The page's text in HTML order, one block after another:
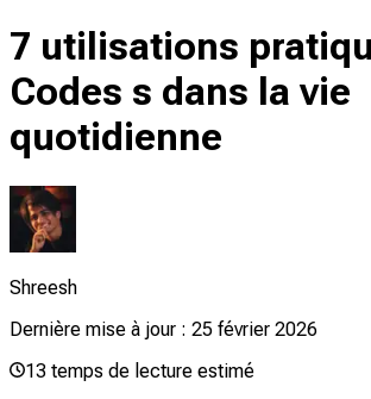
7 utilisations
Codes s dans la vie
quotidienne
Shreesh
Dernière mise à jour : 25 février 2026
13 temps de lecture estimé